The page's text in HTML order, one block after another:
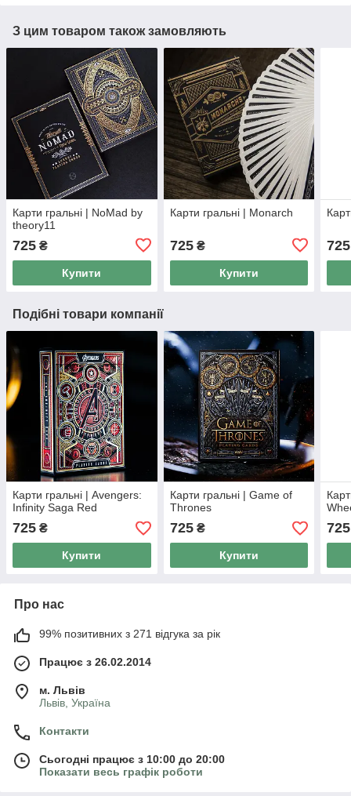
З цим товаром також замовляють
Карти гральні | NoMad by
theory11
725 ₴
Купити
Карти гральні | Monarch
725₴
Купити
725
Подібні товари компанії
Карти гральні | Avengers:
Infinity Saga Red
725 ₴
Купити
Карти гральні | Game of
Thrones
725₴
Купити
725
Про нас
99% позитивних з 271 відгука за рік
Працює з 26.02.2014
м. Львів
Львів, Україна
Контакти
Сьогодні працює з 10:00 до 20:00
Показати весь графік роботи